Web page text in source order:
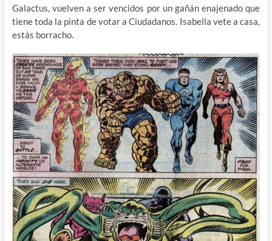
Galactus, vuelven a ser vencidos por un gañán enajenado que
tiene toda la pinta de votar a Ciudadanos. Isabella vete a casa,
estás borracho.